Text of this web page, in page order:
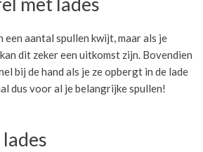
een aantal spullen kwijt, maar als je
dit zeker een uitkomst zijn. Bovendien
bij de hand als je ze opbergt in de lade
dus voor al je belangrijke spullen!